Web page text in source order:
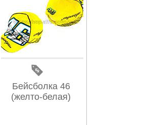
Бейсболка 46
(желто-белая)